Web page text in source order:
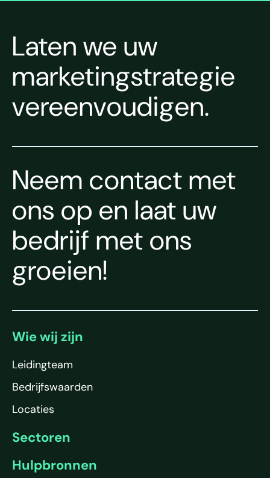
Laten we uw
marketingstrategie
vereenvoudigen.
Neem contact met
ons op en laat uw
bedrijf met ons
groeien!
Wie wij zijn
Leidingteam
Bedrijfswaarden
Locaties
Sectoren
Hulpbronnen